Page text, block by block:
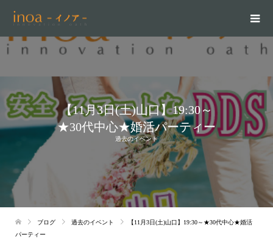
【11月3日(土)山口】19:30～
★30代中心★婚活パーティー
過去のイベント
ブログ 過去のイベント
【11月3日(土)山口】19:30～★30代中心★婚活
パーティー